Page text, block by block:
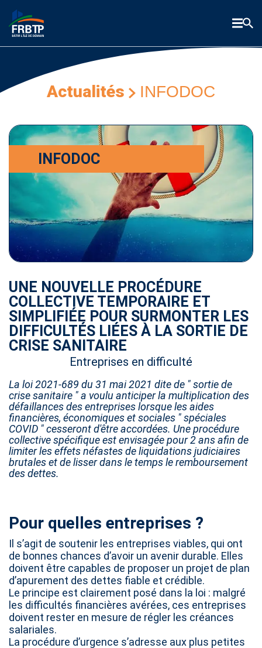
Actualités INFODOC
INFODOC
UNE NOUVELLE PROCÉDURE
COLLECTIVE TEMPORAIRE ET
SIMPLIFIÉE POUR SURMONTER LES
DIFFICULTÉS LIÉES À LA SORTIE DE
CRISE SANITAIRE
Entreprises en difficulté
La loi 2021-689 du 31 mai 2021 dite de " sortie de
crise sanitaire " a voulu anticiper la multiplication des
défaillances des entreprises lorsque les aides
financières, économiques et sociales " spéciales
COVID " cesseront d'être accordées. Une procédure
collective spécifique est envisagée pour 2 ans afin de
limiter les effets néfastes de liquidations judiciaires
brutales et de lisser dans le temps le remboursement
des dettes.
Pour quelles entreprises ?
Il s’agit de soutenir les entreprises viables, qui ont
de bonnes chances d’avoir un avenir durable. Elles
doivent être capables de proposer un projet de plan
d’apurement des dettes fiable et crédible.
Le principe est clairement posé dans la loi : malgré
les difficultés financières avérées, ces entreprises
doivent rester en mesure de régler les créances
salariales.
La procédure d’urgence s’adresse aux plus petites